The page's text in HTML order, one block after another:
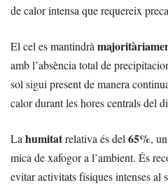
de calor intensa que requereix
El cel es mantindrà
amb l’absència total de
sol sigui present de manera
calor durant les hores centrals del
Lahumitatrelativa és del65%,
mica de xafogor a l’ambient. És
evitar activitats físiques intenses al